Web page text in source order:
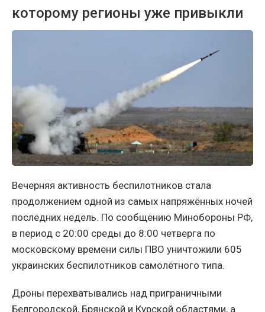
которому регионы уже привыкли
Вечерняя активность беспилотников стала
продолжением одной из самых напряжённых ночей
последних недель. По сообщению Минобороны РФ,
в период с 20:00 среды до 8:00 четверга по
московскому времени силы ПВО уничтожили 605
украинских беспилотников самолётного типа.
Дроны перехватывались над приграничными
Белгородской, Брянской и Курской областями, а